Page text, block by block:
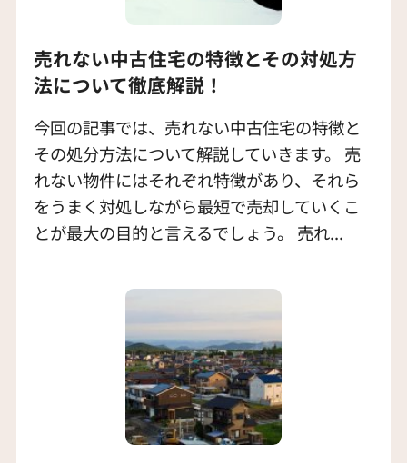
売れない中古住宅の特徴とその対処方
法について徹底解説！
今回の記事では、売れない中古住宅の特徴と
その処分方法について解説していきます。 売
れない物件にはそれぞれ特徴があり、それら
をうまく対処しながら最短で売却していくこ
とが最大の目的と言えるでしょう。 売れ...